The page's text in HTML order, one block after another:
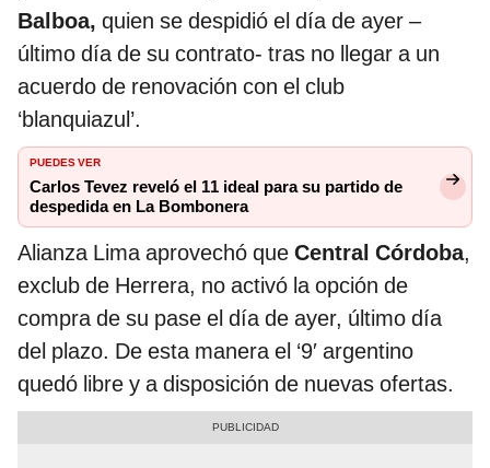
Balboa, quien se despidió el día de ayer –
último día de su contrato- tras no llegar a un
acuerdo de renovación con el club
‘blanquiazul’.
PUEDES VER
Carlos Tevez reveló el 11 ideal para su partido de
despedida en La Bombonera
Alianza Lima aprovechó que Central Córdoba,
exclub de Herrera, no activó la opción de
compra de su pase el día de ayer, último día
del plazo. De esta manera el ‘9′ argentino
quedó libre y a disposición de nuevas ofertas.